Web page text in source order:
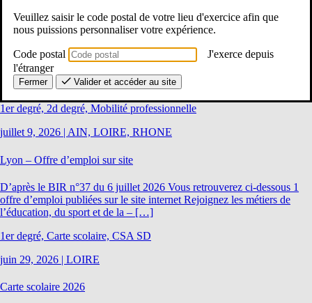
Lyon – Appel à candidature : Enseignant Référent (ERSH) pour le 2D,
2026-2027
D’après le BIR n°37 du 6 juillet 2026 L’enseignant référent est l’acteur
central des actions conduites par l’Éducation nationale pour les élèves
en situation de handicap. Interlocuteur privilégié des familles, […]
1er degré, 2d degré, Mobilité professionnelle
juillet 9, 2026 | AIN, LOIRE, RHONE
Lyon – Offre d’emploi sur site
D’après le BIR n°37 du 6 juillet 2026 Vous retrouverez ci-dessous 1
offre d’emploi publiées sur le site internet Rejoignez les métiers de
l’éducation, du sport et de la – […]
1er degré, Carte scolaire, CSA SD
juin 29, 2026 | LOIRE
Carte scolaire 2026
Veuillez saisir le code postal de votre lieu d'exercice afin que
nous puissions personnaliser votre expérience.
Code postal
J'exerce depuis
l'étranger
Fermer Valider et accéder au site